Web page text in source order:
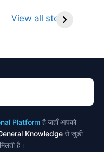
View all stories
ज्योतिर्लिंग | नाम,
Platformहै जहाँ आपको
Knowledgeसे जुड़ी
है।